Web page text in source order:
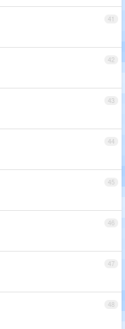
41
42
43
44
45
46
47
48